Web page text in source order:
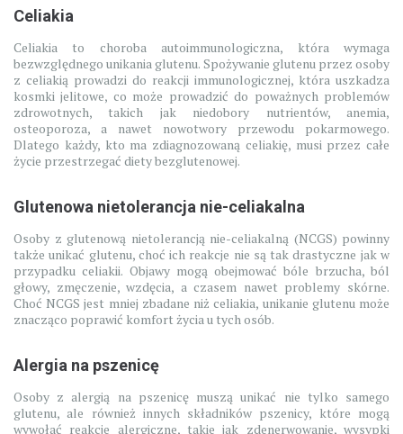
Celiakia
Celiakia to choroba autoimmunologiczna, która wymaga
bezwzględnego unikania glutenu. Spożywanie glutenu przez osoby
z celiakią prowadzi do reakcji immunologicznej, która uszkadza
kosmki jelitowe, co może prowadzić do poważnych problemów
zdrowotnych, takich jak niedobory nutrientów, anemia,
osteoporoza, a nawet nowotwory przewodu pokarmowego.
Dlatego każdy, kto ma zdiagnozowaną celiakię, musi przez całe
życie przestrzegać diety bezglutenowej.
Glutenowa nietolerancja nie-celiakalna
Osoby z glutenową nietolerancją nie-celiakalną (NCGS) powinny
także unikać glutenu, choć ich reakcje nie są tak drastyczne jak w
przypadku celiakii. Objawy mogą obejmować bóle brzucha, ból
głowy, zmęczenie, wzdęcia, a czasem nawet problemy skórne.
Choć NCGS jest mniej zbadane niż celiakia, unikanie glutenu może
znacząco poprawić komfort życia u tych osób.
Alergia na pszenicę
Osoby z alergią na pszenicę muszą unikać nie tylko samego
glutenu, ale również innych składników pszenicy, które mogą
wywołać reakcje alergiczne, takie jak zdenerwowanie, wysypki